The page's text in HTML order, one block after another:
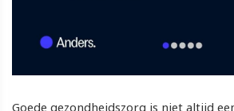
Goede gezondheidszorg is niet altijd